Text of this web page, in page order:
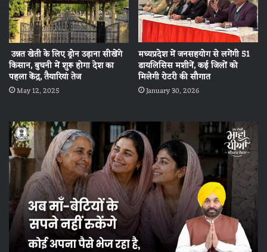
उन्नत खेती के लिए ड्रोन उड़ाना सीखेंगे
किसान, बुधनी में शुरू होगा देश का
पहला केंद्र, तैयारियां तेज
May 12, 2025
मध्यप्रदेश में जनसहयोग से लगेंगी 51
डायलिसिस मशीनें, कई जिलों को
मिलेगी रोटरी की सौगात
January 30, 2026